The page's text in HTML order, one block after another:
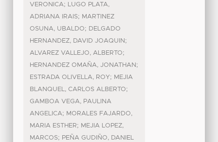
VERONICA;
LUGO PLATA,
ADRIANA IRAIS; MARTINEZ
OSUNA, UBALDO; DELGADO
HERNANDEZ, DAVID JOAQUIN ;
ALVAREZ VALLEJO, ALBERTO;
HERNANDEZ OMAÑA, JONATHAN ;
ESTRADA OLIVELLA, ROY; MEJIA
BLANQUEL, CARLOS ALBERTO;
GAMBOA VEGA, PAULINA
ANGELICA; MORALES FAJARDO,
MARIA ESTHER; MEJIA LOPEZ,
MARCOS; PEÑA GUDIÑO, DANIEL